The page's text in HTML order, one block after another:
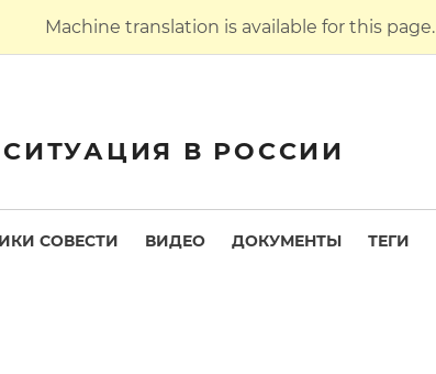
Machine translation is available for this page.
В РОССИИ
СОВЕСТИ ВИДЕО ДОКУМЕНТЫ ТЕГИ